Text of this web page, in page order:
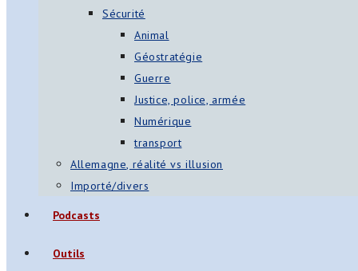
Sécurité
Animal
Géostratégie
Guerre
Justice, police, armée
Numérique
transport
Allemagne, réalité vs illusion
Importé/divers
Podcasts
Outils